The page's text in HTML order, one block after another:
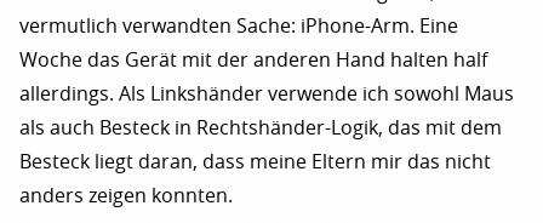
vermutlich verwandten Sache: iPhone-Arm. Eine
Woche das Gerät mit der anderen Hand halten half
allerdings. Als Linkshänder verwende ich sowohl Maus
als auch Besteck in Rechtshänder-Logik, das mit dem
Besteck liegt daran, dass meine Eltern mir das nicht
anders zeigen konnten.